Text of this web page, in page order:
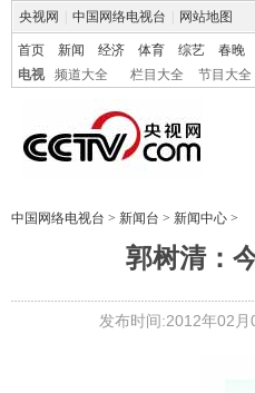
央视网 中国网络电视台 网站地图
首页 新闻 经济 体育 综艺 春晚
电视
频道大全 栏目大全 节目大全
中国网络电视台 > 新闻台 > 新闻中心 >
郭树清：
发布时间:2012年02